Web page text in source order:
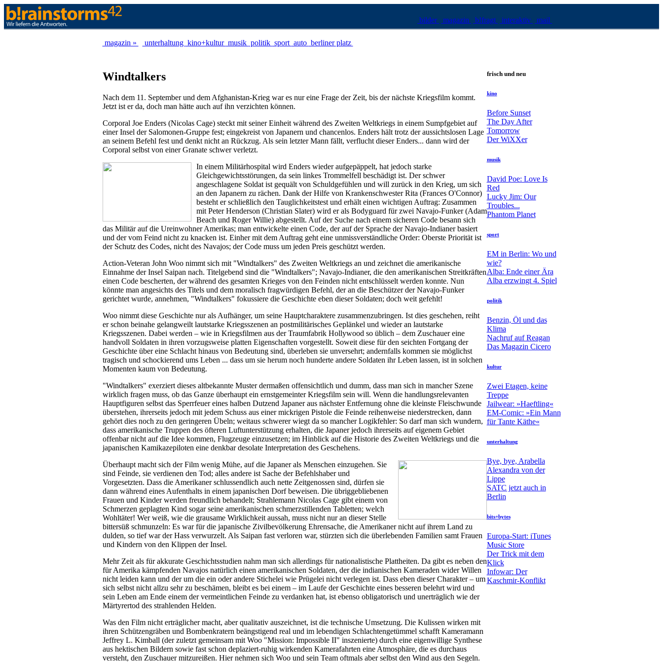
bilder magazin b!fragt interaktiv mail
magazin » unterhaltung kino+kultur musik politik sport auto berliner platz
Windtalkers
Nach dem 11. September und dem Afghanistan-Krieg war es nur eine Frage der Zeit, bis der nächste Kriegsfilm kommt.
Jetzt ist er da, doch man hätte auch auf ihn verzichten können.
Corporal Joe Enders (Nicolas Cage) steckt mit seiner Einheit während des Zweiten Weltkriegs in einem Sumpfgebiet auf
einer Insel der Salomonen-Gruppe fest; eingekreist von Japanern und chancenlos. Enders hält trotz der aussichtslosen Lage
an seinem Befehl fest und denkt nicht an Rückzug. Als sein letzter Mann fällt, verflucht dieser Enders... dann wird der
Corporal selbst von einer Granate schwer verletzt.
In einem Militärhospital wird Enders wieder aufgepäppelt, hat jedoch starke
Gleichgewichtsstörungen, da sein linkes Trommelfell beschädigt ist. Der schwer
angeschlagene Soldat ist gequält von Schuldgefühlen und will zurück in den Krieg, um sich
an den Japanern zu rächen. Dank der Hilfe von Krankenschwester Rita (Frances O'Connor)
besteht er schließlich den Tauglichkeitstest und erhält einen wichtigen Auftrag: Zusammen
mit Peter Henderson (Christian Slater) wird er als Bodyguard für zwei Navajo-Funker (Adam
Beach und Roger Willie) abgestellt. Auf der Suche nach einem sicheren Code besann sich
das Militär auf die Ureinwohner Amerikas; man entwickelte einen Code, der auf der Sprache der Navajo-Indianer basiert
und der vom Feind nicht zu knacken ist. Einher mit dem Auftrag geht eine unmissverständliche Order: Oberste Priorität ist
der Schutz des Codes, nicht des Navajos; der Code muss um jeden Preis geschützt werden.
Action-Veteran John Woo nimmt sich mit "Windtalkers" des Zweiten Weltkriegs an und zeichnet die amerikanische
Einnahme der Insel Saipan nach. Titelgebend sind die "Windtalkers"; Navajo-Indianer, die den amerikanischen Streitkräften
einen Code bescherten, der während des gesamten Krieges von den Feinden nicht entschlüsselt werden konnte. Nun
könnte man angesichts des Titels und dem moralisch fragwürdigen Befehl, der an die Beschützer der Navajo-Funker
gerichtet wurde, annehmen, "Windtalkers" fokussiere die Geschichte eben dieser Soldaten; doch weit gefehlt!
Woo nimmt diese Geschichte nur als Aufhänger, um seine Hauptcharaktere zusammenzubringen. Ist dies geschehen, reiht
er schon beinahe gelangweilt lautstarke Kriegsszenen an postmilitärisches Geplänkel und wieder an lautstarke
Kriegsszenen. Dabei werden – wie in Kriegsfilmen aus der Traumfabrik Hollywood so üblich – dem Zuschauer eine
handvoll Soldaten in ihren vorzugsweise platten Eigenschaften vorgestellt. Soweit diese für den seichten Fortgang der
Geschichte über eine Schlacht hinaus von Bedeutung sind, überleben sie unversehrt; andernfalls kommen sie möglichst
tragisch und schockierend ums Leben ... dass um sie herum noch hunderte andere Soldaten ihr Leben lassen, ist in solchen
Momenten kaum von Bedeutung.
"Windtalkers" exerziert dieses altbekannte Muster dermaßen offensichtlich und dumm, dass man sich in mancher Szene
wirklich fragen muss, ob das Ganze überhaupt ein ernstgemeinter Kriegsfilm sein will. Wenn die handlungsrelevanten
Hauptfiguren selbst das Sperrfeuer eines halben Dutzend Japaner aus nächster Entfernung ohne die kleinste Fleischwunde
überstehen, ihrerseits jedoch mit jedem Schuss aus einer mickrigen Pistole die Feinde reihenweise niederstrecken, dann
gehört dies noch zu den geringeren Übeln; weitaus schwerer wiegt da so mancher Logikfehler: So darf man sich wundern,
dass amerikanische Truppen des öfteren Luftunterstützung erhalten, die Japaner jedoch ihrerseits auf eigenem Gebiet
offenbar nicht auf die Idee kommen, Flugzeuge einzusetzen; im Hinblick auf die Historie des Zweiten Weltkriegs und die
japanischen Kamikazepiloten eine denkbar desolate Interpretation des Geschehens.
Überhaupt macht sich der Film wenig Mühe, auf die Japaner als Menschen einzugehen. Sie
sind Feinde, sie verdienen den Tod; alles andere ist Sache der Befehlshaber und
Vorgesetzten. Dass die Amerikaner schlussendlich auch nette Zeitgenossen sind, dürfen sie
dann während eines Aufenthalts in einem japanischen Dorf beweisen. Die übriggebliebenen
Frauen und Kinder werden freundlich behandelt; Strahlemann Nicolas Cage gibt einem von
Schmerzen geplagten Kind sogar seine amerikanischen schmerzstillenden Tabletten; welch
Wohltäter! Wer weiß, wie die grausame Wirklichkeit aussah, muss nicht nur an dieser Stelle
bittersüß schmunzeln: Es war für die japanische Zivilbevölkerung Ehrensache, die Amerikaner nicht auf ihrem Land zu
dulden, so tief war der Hass verwurzelt. Als Saipan fast verloren war, stürzten sich die überlebenden Familien samt Frauen
und Kindern von den Klippen der Insel.
Mehr Zeit als für akkurate Geschichtsstudien nahm man sich allerdings für nationalistische Plattheiten. Da gibt es neben den
für Amerika kämpfenden Navajos natürlich einen amerikanischen Soldaten, der die indianischen Kameraden wider Willen
nicht leiden kann und der um die ein oder andere Stichelei wie Prügelei nicht verlegen ist. Dass eben dieser Charakter – um
sich selbst nicht allzu sehr zu beschämen, bleibt es bei einem – im Laufe der Geschichte eines besseren belehrt wird und
sein Leben am Ende einem der vermeintlichen Feinde zu verdanken hat, ist ebenso obligatorisch und unerträglich wie der
Märtyrertod des strahlenden Helden.
Was den Film nicht erträglicher macht, aber qualitativ auszeichnet, ist die technische Umsetzung. Die Kulissen wirken mit
ihren Schützengräben und Bombenkratern beängstigend real und im lebendigen Schlachtengetümmel schafft Kameramann
Jeffrey L. Kimball (der zuletzt gemeinsam mit Woo "Mission: Impossible II" inszenierte) durch eine eigenwillige Synthese
aus hektischen Bildern sowie fast schon deplaziert-ruhig wirkenden Kamerafahrten eine Atmosphäre, die es durchaus
versteht, den Zuschauer mitzureißen. Hier nehmen sich Woo und sein Team oftmals aber selbst den Wind aus den Segeln.
frisch und neu
kino
Before Sunset
The Day After
Tomorrow
Der WiXXer
musik
David Poe: Love Is
Red
Lucky Jim: Our
Troubles...
Phantom Planet
sport
EM in Berlin: Wo und
wie?
Alba: Ende einer Ära
Alba erzwingt 4. Spiel
politik
Benzin, Öl und das
Klima
Nachruf auf Reagan
Das Magazin Cicero
kultur
Zwei Etagen, keine
Treppe
Jailwear: »Haeftling«
EM-Comic: »Ein Mann
für Tante Käthe«
unterhaltung
Bye, bye, Arabella
Alexandra von der
Lippe
SATC jetzt auch in
Berlin
bits+bytes
Europa-Start: iTunes
Music Store
Der Trick mit dem
Klick
Infowar: Der
Kaschmir-Konflikt